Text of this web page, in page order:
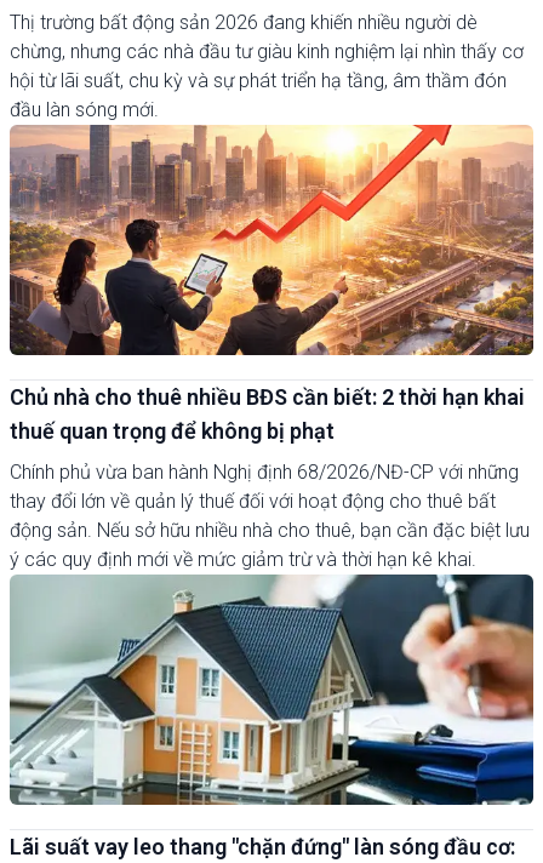
Thị trường bất động sản 2026 đang khiến nhiều người dè
chừng, nhưng các nhà đầu tư giàu kinh nghiệm lại nhìn thấy cơ
hội từ lãi suất, chu kỳ và sự phát triển hạ tầng, âm thầm đón
đầu làn sóng mới.
Chủ nhà cho thuê nhiều BĐS cần biết: 2 thời hạn khai
thuế quan trọng để không bị phạt
Chính phủ vừa ban hành Nghị định 68/2026/NĐ-CP với những
thay đổi lớn về quản lý thuế đối với hoạt động cho thuê bất
động sản. Nếu sở hữu nhiều nhà cho thuê, bạn cần đặc biệt lưu
ý các quy định mới về mức giảm trừ và thời hạn kê khai.
Lãi suất vay leo thang "chặn đứng" làn sóng đầu cơ: